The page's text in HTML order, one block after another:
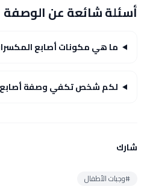
أسئلة شائعة عن الوصفة
ما هي مكونات أصابع
لكم شخص تكفي وصفة أصابع
شارك
#وجبات الأطفال